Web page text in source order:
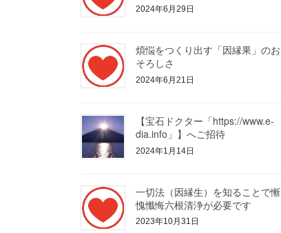
2024年6月29日
煩悩をつくり出す「因縁果」のお
そろしさ
2024年6月21日
【宝石ドクター「https://www.e-
dia.info」】へご招待
2024年1月14日
一切法（因縁生）を知ることで慚
愧懺悔六根清浄が必要です
2023年10月31日